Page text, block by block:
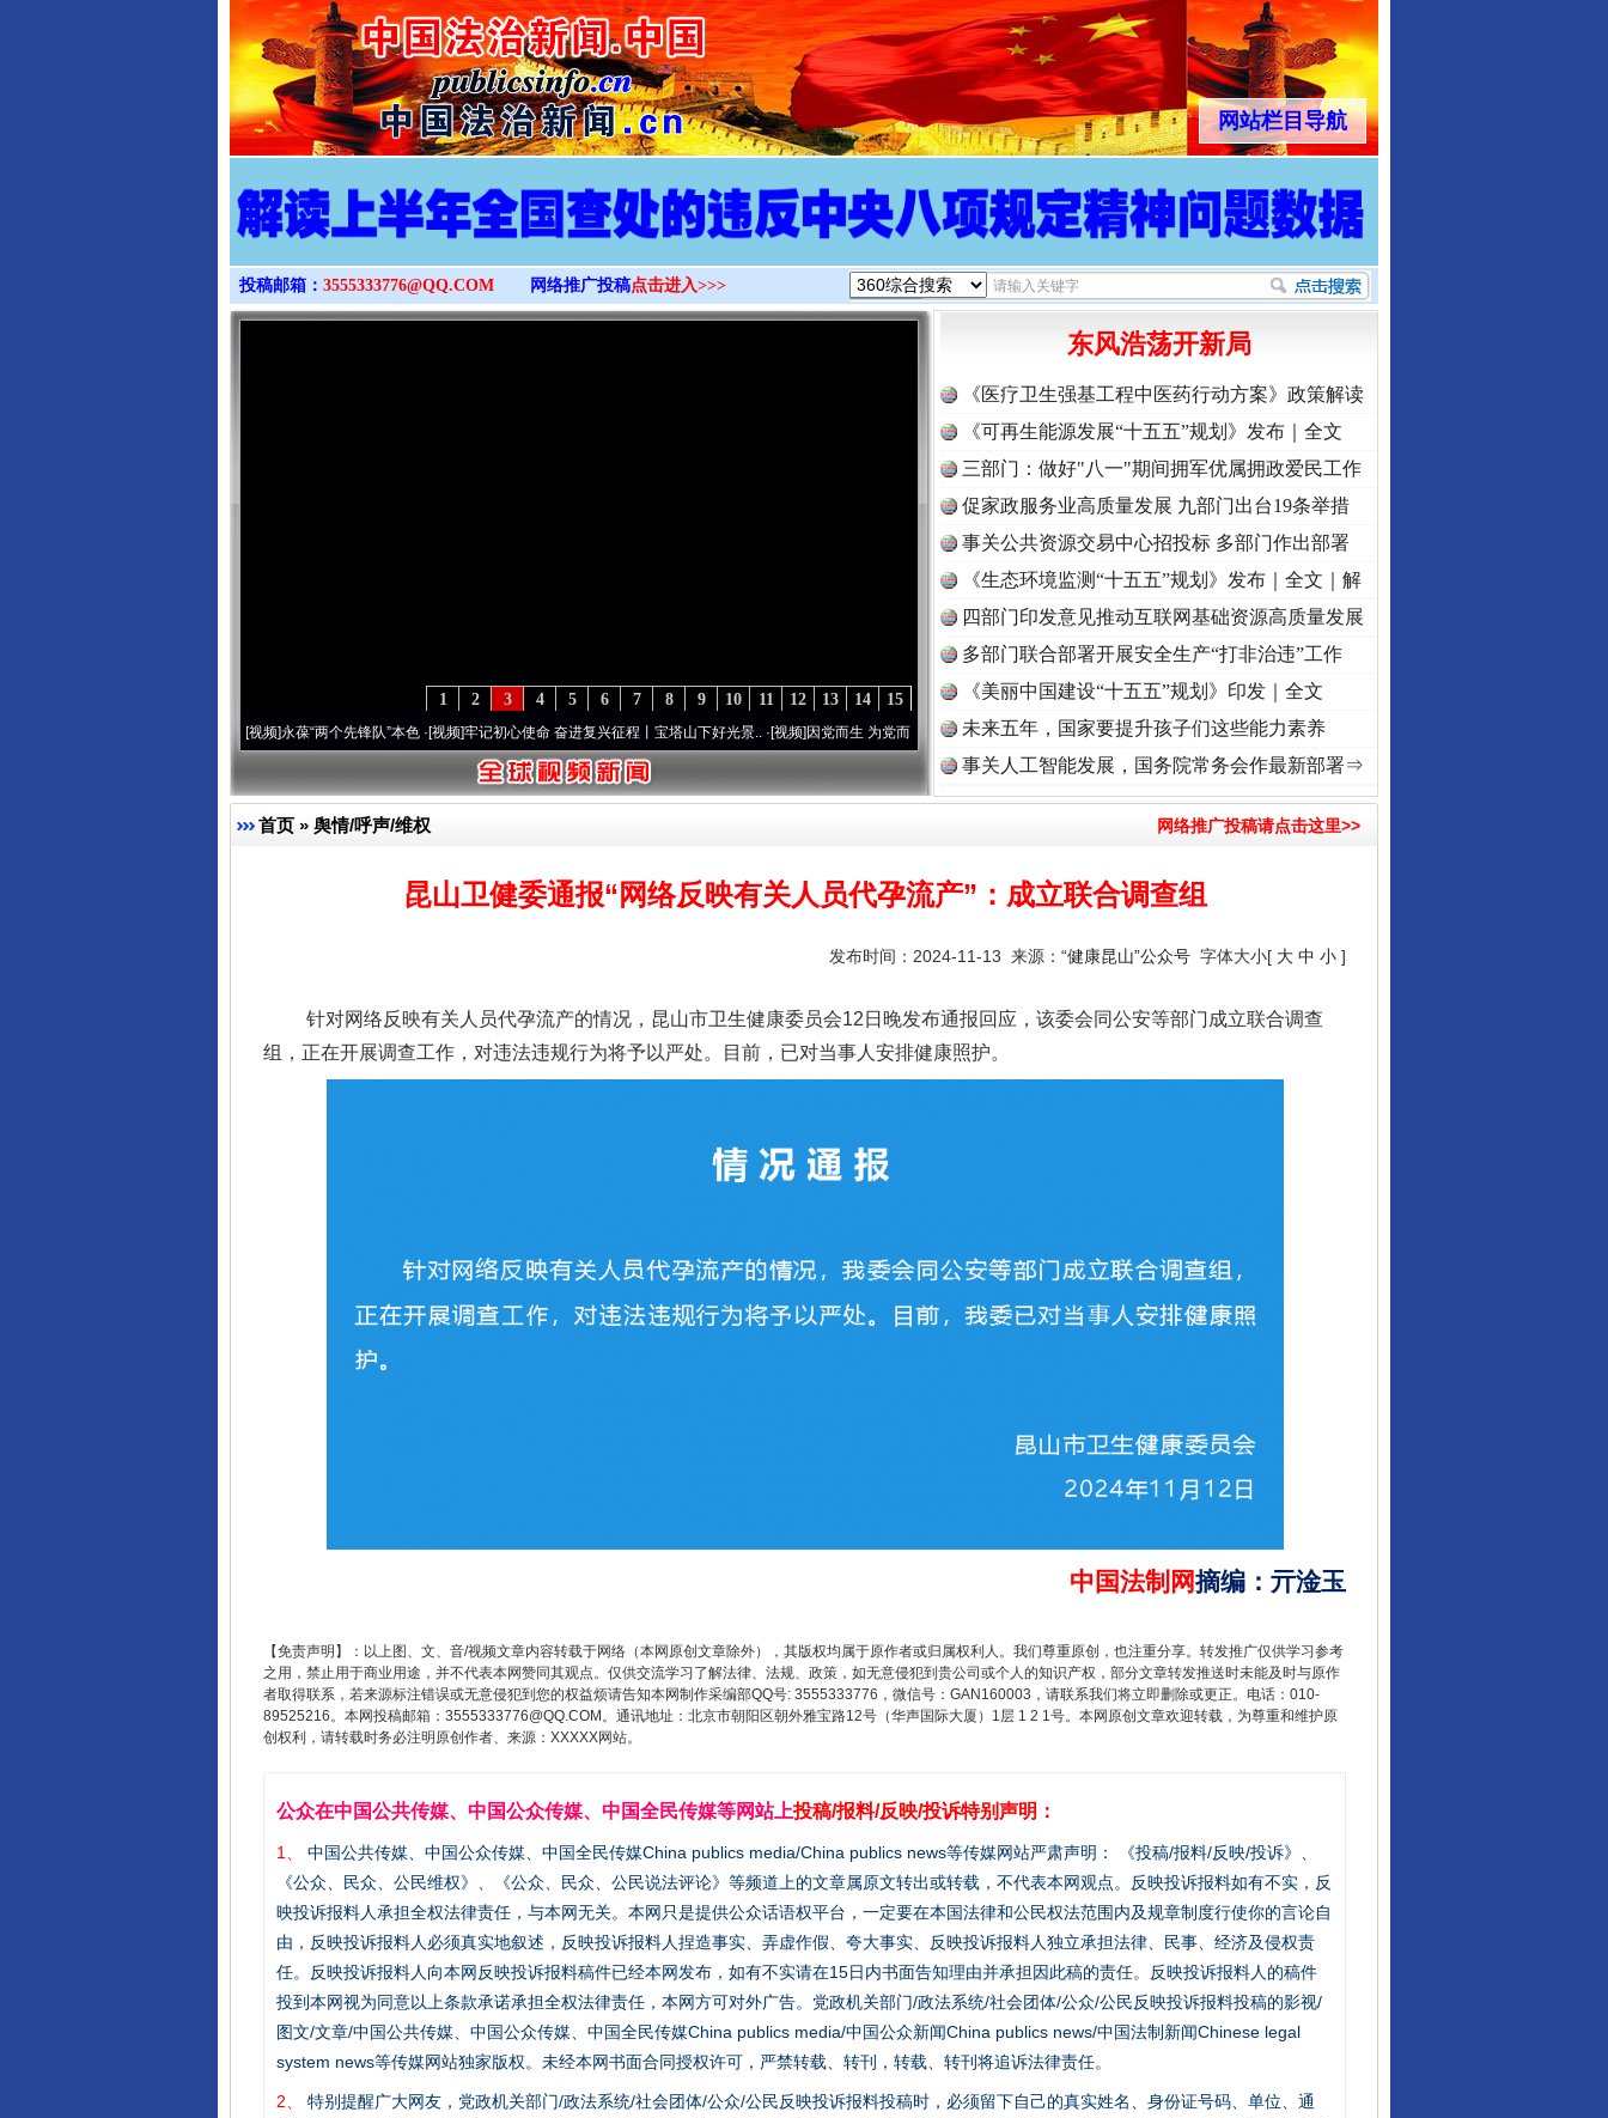
>
网站栏目导航
投稿邮箱： 3555333776@QQ.COM 网络推广投稿点击进入>>>
15
14
13
12
11
10
9
8
7
6
5
4
3
2
1
永葆“两个先锋队”本色·[视频]牢记初心使命 奋进复兴征程丨宝塔山下好光景..·[视频]因党而生 为党而战——百年“纪”事⑧加强纪律..·[视频]牢记初心使命 奋进复兴征程丨“转折之城”激荡..
东风浩荡开新局
《医疗卫生强基工程中医药行动方案》政策解读
《可再生能源发展“十五五”规划》发布｜全文
三部门：做好"八一"期间拥军优属拥政爱民工作
促家政服务业高质量发展 九部门出台19条举措
事关公共资源交易中心招投标 多部门作出部署
《生态环境监测“十五五”规划》发布｜全文｜解
读
四部门印发意见推动互联网基础资源高质量发展
多部门联合部署开展安全生产“打非治违”工作
《美丽中国建设“十五五”规划》印发｜全文
未来五年，国家要提升孩子们这些能力素养
事关人工智能发展，国务院常务会作最新部署⇒
首页 » 舆情/呼声/维权 网络推广投稿请点击这里>>
昆山卫健委通报“网络反映有关人员代孕流产”：成立联合调查组
发布时间：2024-11-13 来源： “健康昆山”公众号 字体大小[ 大 中 小 ]
针对网络反映有关人员代孕流产的情况，昆山市卫生健康委员会12日晚发布通报回应，该委会同公安等部门成立联合调查
组，正在开展调查工作，对违法违规行为将予以严处。目前，已对当事人安排健康照护。
中国法制网摘编 ： 亓淦玉
【免责声明】：以上图、文、音/视频文章内容转载于网络（本网原创文章除外），其版权均属于原作者或归属权利人。我们尊重原创，也注重分享。转发推广仅供学习参考
之用，禁止用于商业用途，并不代表本网赞同其观点。仅供交流学习了解法律、法规、政策，如无意侵犯到贵公司或个人的知识产权，部分文章转发推送时未能及时与原作
者取得联系，若来源标注错误或无意侵犯到您的权益烦请告知本网制作采编部QQ号: 3555333776，微信号：GAN160003，请联系我们将立即删除或更正。电话：010-
89525216。本网投稿邮箱：3555333776@QQ.COM。通讯地址：北京市朝阳区朝外雅宝路12号（华声国际大厦）1层 1 2 1号。本网原创文章欢迎转载，为尊重和维护原
创权利，请转载时务必注明原创作者、来源：XXXXX网站。
公众在中国公共传媒、中国公众传媒、中国全民传媒等网站上投稿/报料/反映/投诉特别声明：
1、
中国公共传媒、中国公众传媒、中国全民传媒China publics media/China publics news等传媒网站严肃声明： 《投稿/报料/反映/投诉》、
《公众、民众、公民维权》、《公众、民众、公民说法评论》等频道上的文章属原文转出或转载，不代表本网观点。反映投诉报料如有不实，反
映投诉报料人承担全权法律责任，与本网无关。本网只是提供公众话语权平台，一定要在本国法律和公民权法范围内及规章制度行使你的言论自
由，反映投诉报料人必须真实地叙述，反映投诉报料人捏造事实、弄虚作假、夸大事实、反映投诉报料人独立承担法律、民事、经济及侵权责
任。反映投诉报料人向本网反映投诉报料稿件已经本网发布，如有不实请在15日内书面告知理由并承担因此稿的责任。反映投诉报料人的稿件
投到本网视为同意以上条款承诺承担全权法律责任，本网方可对外广告。党政机关部门/政法系统/社会团体/公众/公民反映投诉报料投稿的影视/
图文/文章/中国公共传媒、中国公众传媒、中国全民传媒China publics media/中国公众新闻China publics news/中国法制新闻Chinese legal
system news等传媒网站独家版权。未经本网书面合同授权许可，严禁转载、转刊，转载、转刊将追诉法律责任。
2、
特别提醒广大网友，党政机关部门/政法系统/社会团体/公众/公民反映投诉报料投稿时，必须留下自己的真实姓名、身份证号码、单位、通